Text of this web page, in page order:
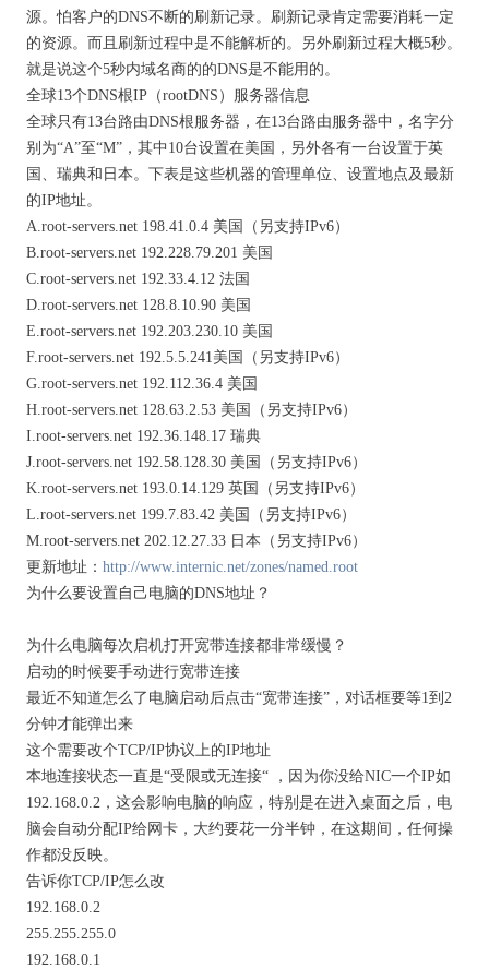
源。怕客户的DNS不断的刷新记录。刷新记录肯定需要消耗一定
的资源。而且刷新过程中是不能解析的。另外刷新过程大概5秒。
就是说这个5秒内域名商的的DNS是不能用的。
全球13个DNS根IP（rootDNS）服务器信息
全球只有13台路由DNS根服务器，在13台路由服务器中，名字分
别为“A”至“M”，其中10台设置在美国，另外各有一台设置于英
国、瑞典和日本。下表是这些机器的管理单位、设置地点及最新
的IP地址。
A.root-servers.net 198.41.0.4 美国（另支持IPv6）
B.root-servers.net 192.228.79.201 美国
C.root-servers.net 192.33.4.12 法国
D.root-servers.net 128.8.10.90 美国
E.root-servers.net 192.203.230.10 美国
F.root-servers.net 192.5.5.241美国（另支持IPv6）
G.root-servers.net 192.112.36.4 美国
H.root-servers.net 128.63.2.53 美国（另支持IPv6）
I.root-servers.net 192.36.148.17 瑞典
J.root-servers.net 192.58.128.30 美国（另支持IPv6）
K.root-servers.net 193.0.14.129 英国（另支持IPv6）
L.root-servers.net 199.7.83.42 美国（另支持IPv6）
M.root-servers.net 202.12.27.33 日本（另支持IPv6）
更新地址： http://www.internic.net/zones/named.root
为什么要设置自己电脑的DNS地址？
为什么电脑每次启机打开宽带连接都非常缓慢？
启动的时候要手动进行宽带连接
最近不知道怎么了电脑启动后点击“宽带连接”，对话框要等1到2
分钟才能弹出来
这个需要改个TCP/IP协议上的IP地址
本地连接状态一直是“受限或无连接“ ，因为你没给NIC一个IP如
192.168.0.2，这会影响电脑的响应，特别是在进入桌面之后，电
脑会自动分配IP给网卡，大约要花一分半钟，在这期间，任何操
作都没反映。
告诉你TCP/IP怎么改
192.168.0.2
255.255.255.0
192.168.0.1